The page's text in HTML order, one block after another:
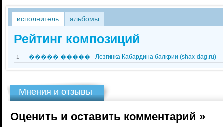
исполнитель альбомы
Рейтинг композиций
1 ����� ����� - Лезгинка Кабардина балкрии (shax-dag.ru)
Мнения и отзывы
Оценить и оставить комментарий »